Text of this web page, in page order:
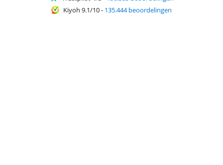
Kiyoh 9.1/10- 135.444 beoordelingen